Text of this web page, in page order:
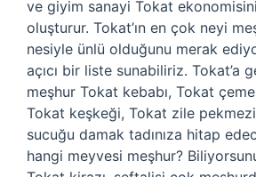
ve giyim sanayi Tokat
oluşturur. Tokat’ın en çok neyi
nesiyle ünlü olduğunu merak
açıcı bir liste sunabiliriz. Tokat’a
meşhur Tokat kebabı, Tokat
Tokat keşkeği, Tokat zile
sucuğu damak tadınıza hitap
hangi meyvesi meşhur?